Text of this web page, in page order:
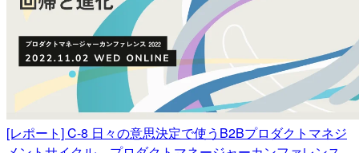
[レポート] C-8 日々の意思決定で使うB2Bプロダクトマネジ